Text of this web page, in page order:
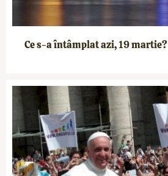
Ce s-a întâmplat azi, 19 martie?